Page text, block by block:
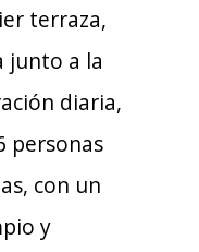
terraza,
junto a la
diaria,
personas
con un
y